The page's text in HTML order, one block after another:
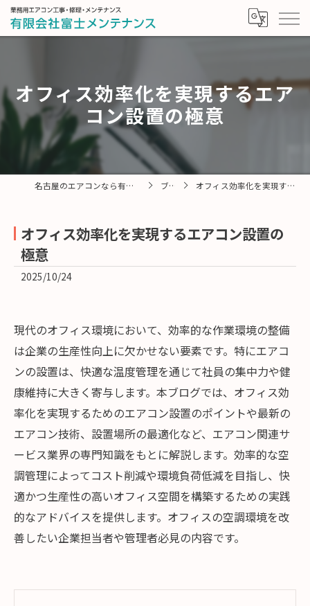
オフィス効率化を実現するエア
コン設置の極意
名古屋のエアコンなら有限会社富士メンテナンス ブログ オフィス効率化を実現するエアコン設置の極意
オフィス効率化を実現するエアコン設置の
極意
2025/10/24
現代のオフィス環境において、効率的な作業環境の整備
は企業の生産性向上に欠かせない要素です。特にエアコ
ンの設置は、快適な温度管理を通じて社員の集中力や健
康維持に大きく寄与します。本ブログでは、オフィス効
率化を実現するためのエアコン設置のポイントや最新の
エアコン技術、設置場所の最適化など、エアコン関連サ
ービス業界の専門知識をもとに解説します。効率的な空
調管理によってコスト削減や環境負荷低減を目指し、快
適かつ生産性の高いオフィス空間を構築するための実践
的なアドバイスを提供します。オフィスの空調環境を改
善したい企業担当者や管理者必見の内容です。